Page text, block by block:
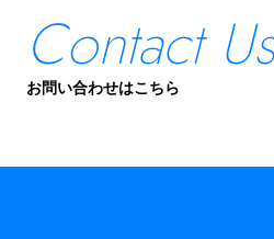
Contact
お問い合わせはこちら